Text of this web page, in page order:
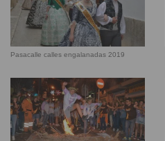
Pasacalle calles engalanadas 2019